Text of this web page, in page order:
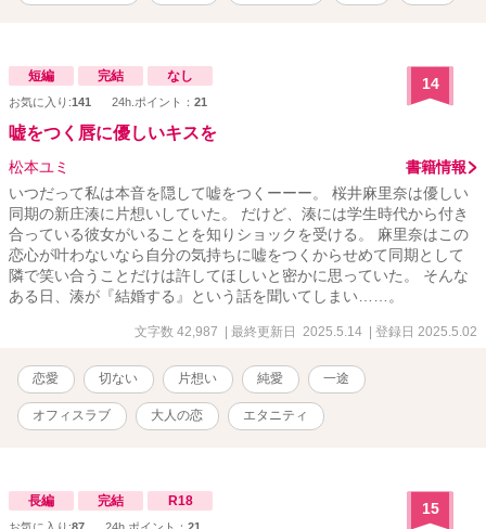
短編 完結 なし
お気に入り:141 24h.ポイント： 21
14
嘘をつく唇に優しいキスを
松本ユミ
書籍情報
いつだって私は本音を隠して嘘をつくーーー。 桜井麻里奈は優しい
同期の新庄湊に片想いしていた。 だけど、湊には学生時代から付き
合っている彼女がいることを知りショックを受ける。 麻里奈はこの
恋心が叶わないなら自分の気持ちに嘘をつくからせめて同期として
隣で笑い合うことだけは許してほしいと密かに思っていた。 そんな
ある日、湊が『結婚する』という話を聞いてしまい……。
文字数 42,987 | 最終更新日 2025.5.14 | 登録日 2025.5.02
恋愛 切ない 片想い 純愛 一途
オフィスラブ 大人の恋 エタニティ
長編 完結 R18 15